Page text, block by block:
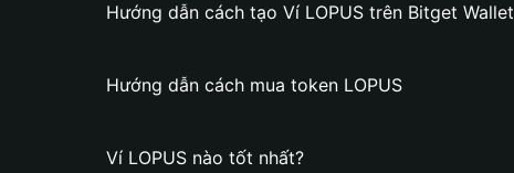
Hướng dẫn cách tạo Ví LOPUS trên Bitget Wallet
Hướng dẫn cách mua token LOPUS
Ví LOPUS nào tốt nhất?